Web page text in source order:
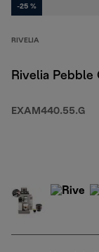
-25 %
RIVELIA
Rivelia Pebble
EXAM440.55.G